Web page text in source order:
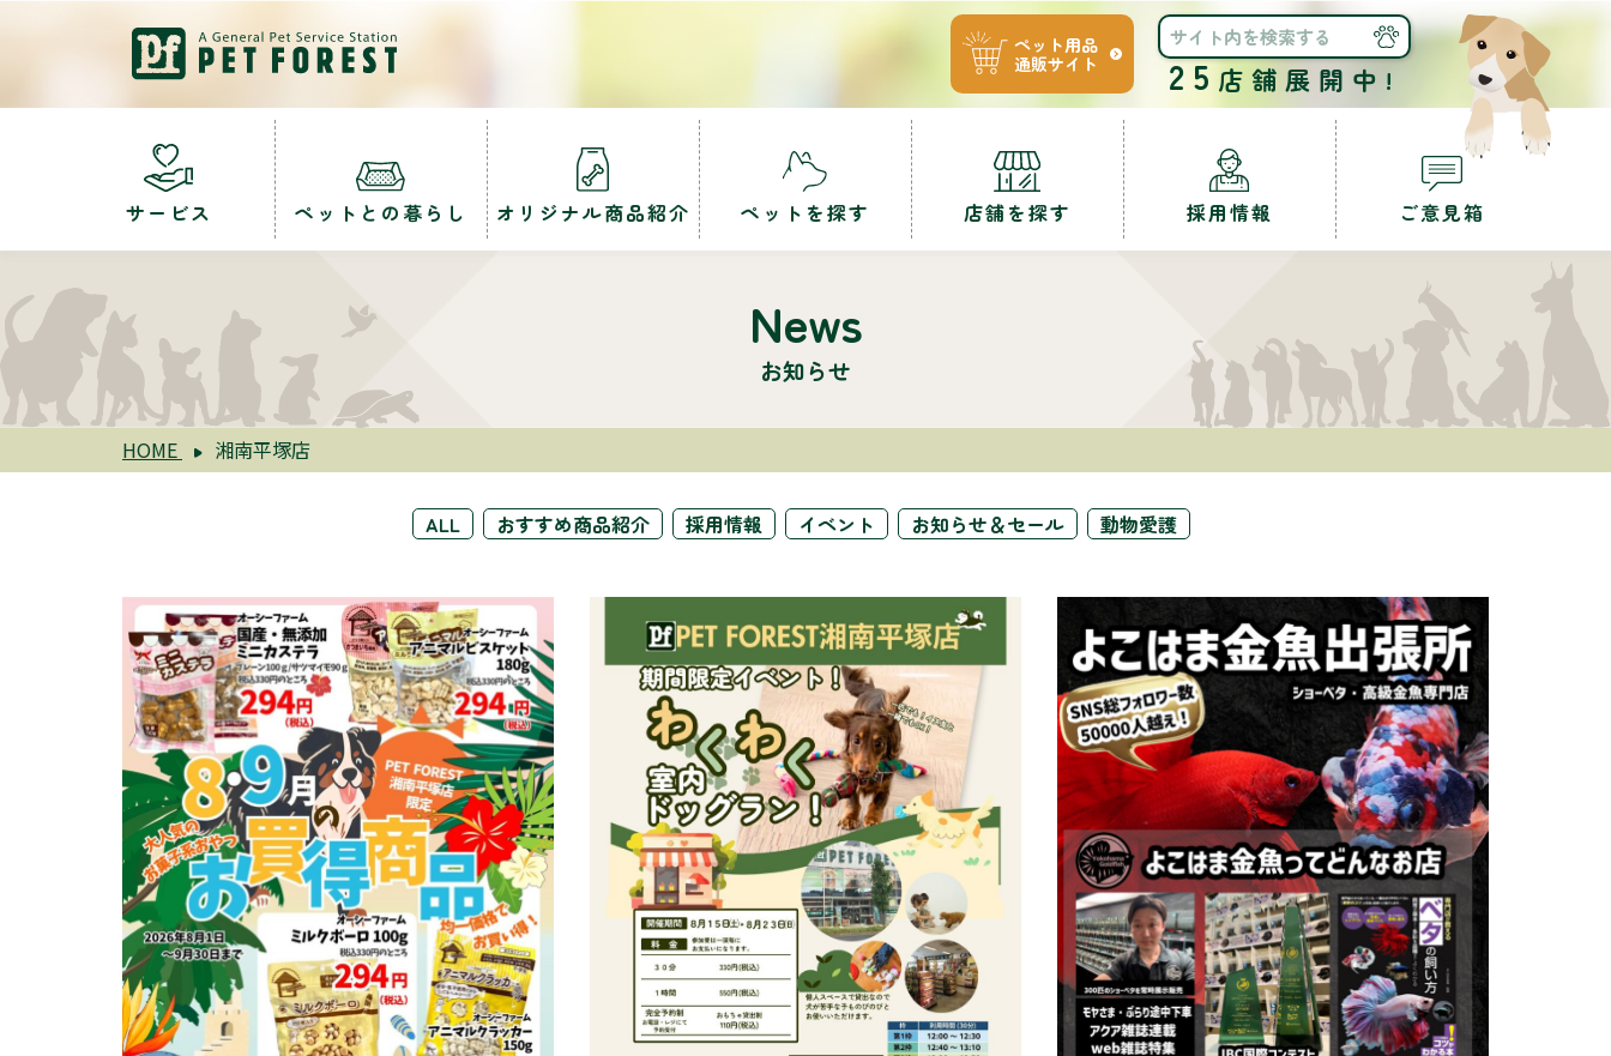
ペット用品
通販サイト
25店舗展開中!
サービス ペットとの暮らし オリジナル商品紹介 ペットを探す 店舗を探す 採用情報 ご意見箱
News
お知らせ
HOME 湘南平塚店
ALL おすすめ商品紹介 採用情報 イベント お知らせ＆セール 動物愛護